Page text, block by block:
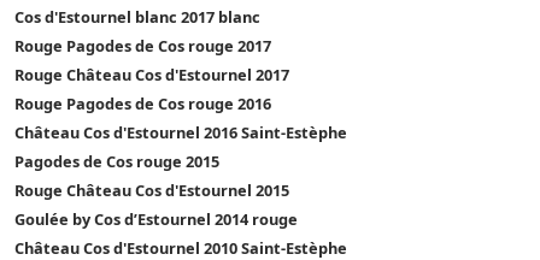
Cos d'Estournel blanc 2017 blanc
Rouge Pagodes de Cos rouge 2017
Rouge Château Cos d'Estournel 2017
Rouge Pagodes de Cos rouge 2016
Château Cos d'Estournel 2016 Saint-Estèphe
Pagodes de Cos rouge 2015
Rouge Château Cos d'Estournel 2015
Goulée by Cos d’Estournel 2014 rouge
Château Cos d'Estournel 2010 Saint-Estèphe